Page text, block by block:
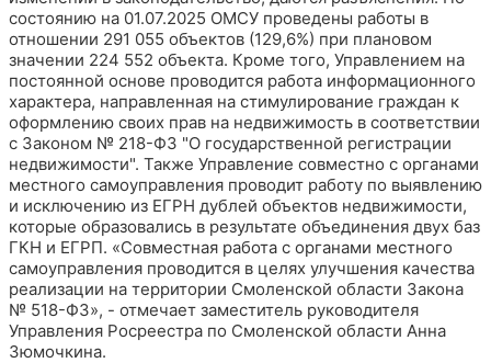
состоянию на 01.07.2025 ОМСУ проведены работы в
отношении 291 055 объектов (129,6%) при плановом
значении 224 552 объекта. Кроме того, Управлением на
постоянной основе проводится работа информационного
характера, направленная на стимулирование граждан к
оформлению своих прав на недвижимость в соответствии
с Законом № 218-ФЗ "О государственной регистрации
недвижимости". Также Управление совместно с органами
местного самоуправления проводит работу по выявлению
и исключению из ЕГРН дублей объектов недвижимости,
которые образовались в результате объединения двух баз
ГКН и ЕГРП. «Совместная работа с органами местного
самоуправления проводится в целях улучшения качества
реализации на территории Смоленской области Закона
№ 518-ФЗ», - отмечает заместитель руководителя
Управления Росреестра по Смоленской области Анна
Зюмочкина.